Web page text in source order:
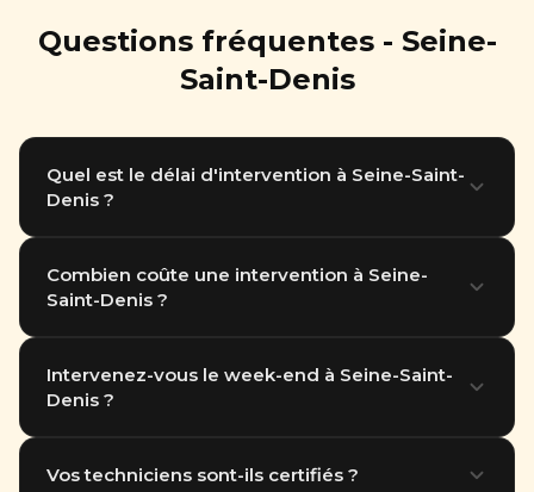
Questions fréquentes - Seine-
Saint-Denis
Quel est le délai d'intervention à Seine-Saint-
Denis ?
Nous intervenons en moins d'1 heure dans tout le
93. Notre équipe basée à Thiais (94) se déplace
Combien coûte une intervention à Seine-
Saint-Denis ?
Le tarif dépend du type de nuisible et de la surface à
traiter. Destruction nid de guêpes à partir de 89
Intervenez-vous le week-end à Seine-Saint-
Denis ?
Oui, nous intervenons 7 jours sur 7, y compris les
Vos techniciens sont-ils certifiés ?